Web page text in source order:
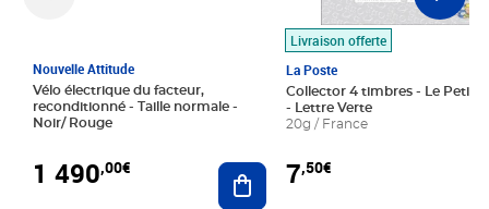
Nouvelle Attitude
Vélo électrique du facteur,
reconditionné - Taille normale -
Noir/ Rouge
1 490,00€ Ajouter au panier
Livraison offerte
La Poste
Collector 4 timbres - Le Petit
- Lettre Verte
20g / France
7,50€